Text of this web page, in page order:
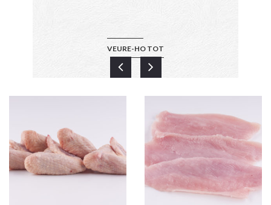
VEURE-HO TOT